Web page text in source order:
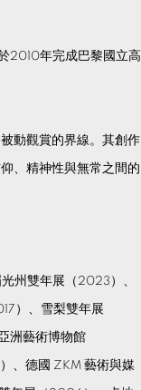
2010年完成巴黎國立高
動觀賞的界線。其創作
、精神性與無常之間的
州雙年展（2023）、
）、雪梨雙年展
洲藝術博物館
、德國 ZKM 藝術與媒